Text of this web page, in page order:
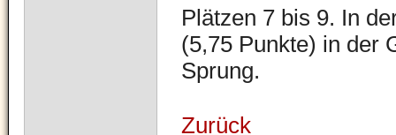
Plätzen 7 bis 9. In
(5,75 Punkte) in der
Sprung.
Zurück